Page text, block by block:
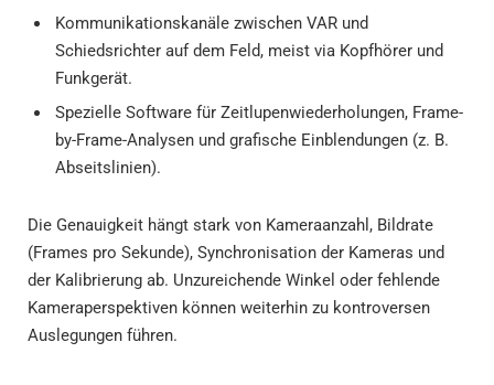
Kommunikationskanäle zwischen VAR und
Schiedsrichter auf dem Feld, meist via Kopfhörer und
Funkgerät.
Spezielle Software für Zeitlupenwiederholungen, Frame-
by-Frame-Analysen und grafische Einblendungen (z. B.
Abseitslinien).
Die Genauigkeit hängt stark von Kameraanzahl, Bildrate
(Frames pro Sekunde), Synchronisation der Kameras und
der Kalibrierung ab. Unzureichende Winkel oder fehlende
Kameraperspektiven können weiterhin zu kontroversen
Auslegungen führen.